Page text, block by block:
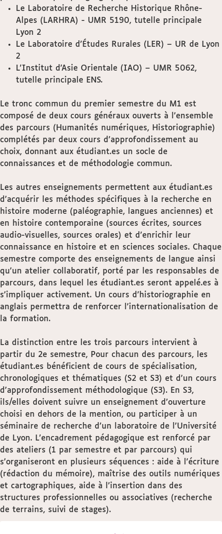
Le Laboratoire de Recherche Historique Rhône-
Alpes (LARHRA) - UMR 5190, tutelle principale
Lyon 2
Le Laboratoire d'Études Rurales (LER) – UR de Lyon
2
L'Institut d'Asie Orientale (IAO) – UMR 5062,
tutelle principale ENS.
Le tronc commun du premier semestre du M1 est
composé de deux cours généraux ouverts à l’ensemble
des parcours (Humanités numériques, Historiographie)
complétés par deux cours d’approfondissement au
choix, donnant aux étudiant.es un socle de
connaissances et de méthodologie commun.
Les autres enseignements permettent aux étudiant.es
d’acquérir les méthodes spécifiques à la recherche en
histoire moderne (paléographie, langues anciennes) et
en histoire contemporaine (sources écrites, sources
audio-visuelles, sources orales) et d’enrichir leur
connaissance en histoire et en sciences sociales. Chaque
semestre comporte des enseignements de langue ainsi
qu’un atelier collaboratif, porté par les responsables de
parcours, dans lequel les étudiant.es seront appelé.es à
s’impliquer activement. Un cours d’historiographie en
anglais permettra de renforcer l’internationalisation de
la formation.
La distinction entre les trois parcours intervient à
partir du 2e semestre, Pour chacun des parcours, les
étudiant.es bénéficient de cours de spécialisation,
chronologiques et thématiques (S2 et S3) et d’un cours
d’approfondissement méthodologique (S3). En S3,
ils/elles doivent suivre un enseignement d’ouverture
choisi en dehors de la mention, ou participer à un
séminaire de recherche d’un laboratoire de l’Université
de Lyon. L’encadrement pédagogique est renforcé par
des ateliers (1 par semestre et par parcours) qui
s’organiseront en plusieurs séquences : aide à l’écriture
(rédaction du mémoire), maîtrise des outils numériques
et cartographiques, aide à l’insertion dans des
structures professionnelles ou associatives (recherche
de terrains, suivi de stages).